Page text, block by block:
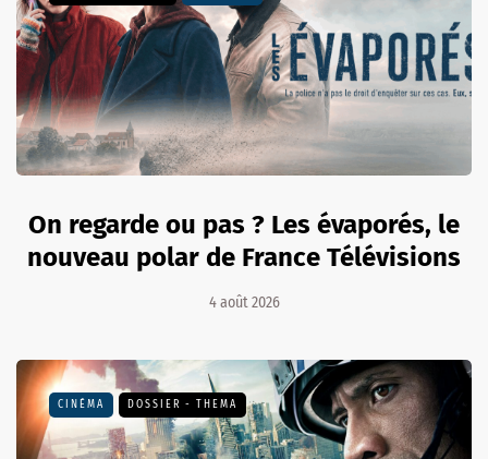
On regarde ou pas ? Les évaporés, le
nouveau polar de France Télévisions
4 août 2026
CINÉMA DOSSIER - THEMA